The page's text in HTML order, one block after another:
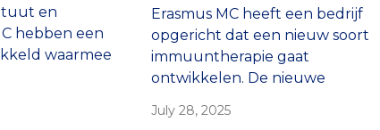
en
hebben een
waarmee
type
Erasmus MC heeft een bedrijf
opgericht dat een nieuw soort
immuuntherapie gaat
ontwikkelen. De nieuwe
kankervaccin – is bedoeld voor
July 28, 2025